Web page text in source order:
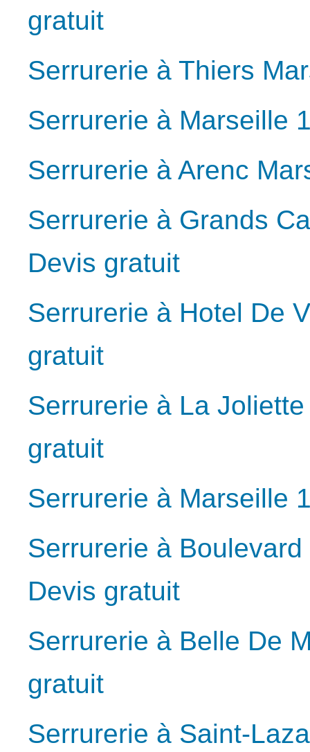
gratuit
Serrurerie à Thiers
Serrurerie à Marseille
Serrurerie à Arenc
Serrurerie à Grands
Devis gratuit
Serrurerie à Hotel De
gratuit
Serrurerie à La
gratuit
Serrurerie à Marseille
Serrurerie à
Devis gratuit
Serrurerie à Belle De
gratuit
Serrurerie à Saint-